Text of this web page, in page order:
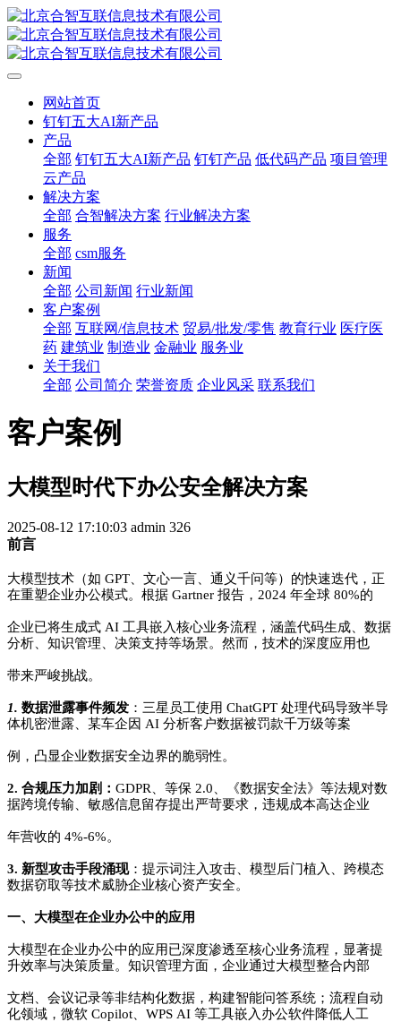
网站首页
钉钉五大AI新产品
产品
全部 钉钉五大AI新产品 钉钉产品 低代码产品 项目管理
云产品
解决方案
全部 合智解决方案 行业解决方案
服务
全部 csm服务
新闻
全部 公司新闻 行业新闻
客户案例
全部 互联网/信息技术 贸易/批发/零售 教育行业 医疗医
药 建筑业 制造业 金融业 服务业
关于我们
全部 公司简介 荣誉资质 企业风采 联系我们
客户案例
大模型时代下办公安全解决方案
2025-08-12 17:10:03 admin 326
前言
大模型技术（如 GPT、文心一言、通义千问等）的快速迭代，正
在重塑企业办公模式。根据 Gartner 报告，2024 年全球 80%的
企业已将生成式 AI 工具嵌入核心业务流程，涵盖代码生成、数据
分析、知识管理、决策支持等场景。然而，技术的深度应用也
带来严峻挑战。
1. 数据泄露事件频发 ：三星员工使用 ChatGPT 处理代码导致半导
体机密泄露、某车企因 AI 分析客户数据被罚款千万级等案
例，凸显企业数据安全边界的脆弱性。
2. 合规压力加剧： GDPR、等保 2.0、《数据安全法》等法规对数
据跨境传输、敏感信息留存提出严苛要求，违规成本高达企业
年营收的 4%-6%。
3. 新型攻击手段涌现：提示词注入攻击、模型后门植入、跨模态
数据窃取等技术威胁企业核心资产安全。
一、大模型在企业办公中的应用
大模型在企业办公中的应用已深度渗透至核心业务流程，显著提
升效率与决策质量。知识管理方面，企业通过大模型整合内部
文档、会议记录等非结构化数据， 构建智能问答系统；流程自动
化领域，微软 Copilot、WPS AI 等工具嵌入办公软件降低人工